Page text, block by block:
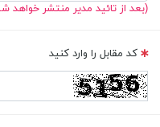
(بعد از تائید مدیر منتشر خواهد
کد مقابل را وارد کنید